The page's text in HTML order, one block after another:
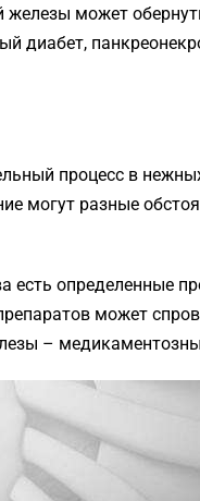
железы может
диабет,
процесс в
могут разные
есть определенные
может
–